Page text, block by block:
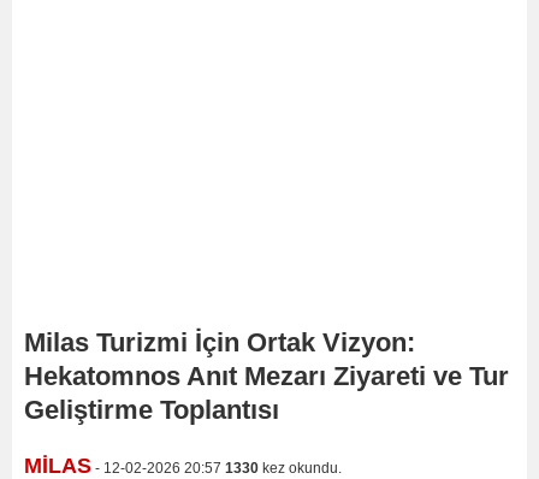
Milas Turizmi İçin Ortak Vizyon:
Hekatomnos Anıt Mezarı Ziyareti ve Tur
Geliştirme Toplantısı
MİLAS - 12-02-2026 20:57 1330 kez okundu.